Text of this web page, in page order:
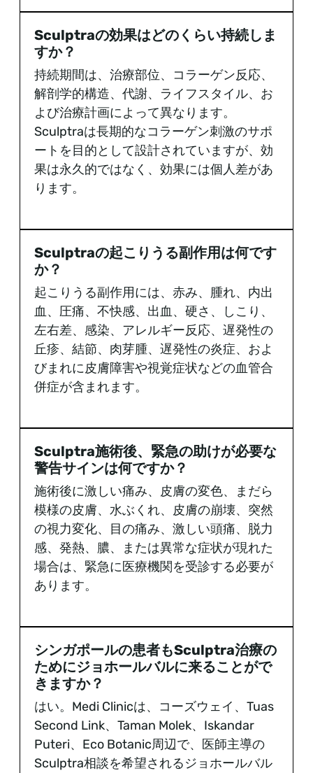
Sculptraの効果はどのくらい持続しま
すか？
持続期間は、治療部位、コラーゲン反応、
解剖学的構造、代謝、ライフスタイル、お
よび治療計画によって異なります。
Sculptraは長期的なコラーゲン刺激のサポ
ートを目的として設計されていますが、効
果は永久的ではなく、効果には個人差があ
ります。
Sculptraの起こりうる副作用は何です
か？
起こりうる副作用には、赤み、腫れ、内出
血、圧痛、不快感、出血、硬さ、しこり、
左右差、感染、アレルギー反応、遅発性の
丘疹、結節、肉芽腫、遅発性の炎症、およ
びまれに皮膚障害や視覚症状などの血管合
併症が含まれます。
Sculptra施術後、緊急の助けが必要な
警告サインは何ですか？
施術後に激しい痛み、皮膚の変色、まだら
模様の皮膚、水ぶくれ、皮膚の崩壊、突然
の視力変化、目の痛み、激しい頭痛、脱力
感、発熱、膿、または異常な症状が現れた
場合は、緊急に医療機関を受診する必要が
あります。
シンガポールの患者もSculptra治療の
ためにジョホールバルに来ることがで
きますか？
はい。Medi Clinicは、コーズウェイ、Tuas
Second Link、Taman Molek、Iskandar
Puteri、Eco Botanic周辺で、医師主導の
Sculptra相談を希望されるジョホールバル